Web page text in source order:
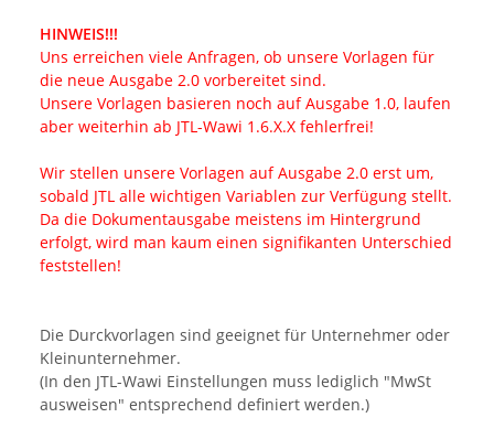
HINWEIS!!!
Uns erreichen viele Anfragen, ob unsere Vorlagen für
die neue Ausgabe 2.0 vorbereitet sind.
Unsere Vorlagen basieren noch auf Ausgabe 1.0, laufen
aber weiterhin ab JTL-Wawi 1.6.X.X fehlerfrei!
Wir stellen unsere Vorlagen auf Ausgabe 2.0 erst um,
sobald JTL alle wichtigen Variablen zur Verfügung stellt.
Da die Dokumentausgabe meistens im Hintergrund
erfolgt, wird man kaum einen signifikanten Unterschied
feststellen!
Die Durckvorlagen sind geeignet für Unternehmer oder
Kleinunternehmer.
(In den JTL-Wawi Einstellungen muss lediglich "MwSt
ausweisen" entsprechend definiert werden.)